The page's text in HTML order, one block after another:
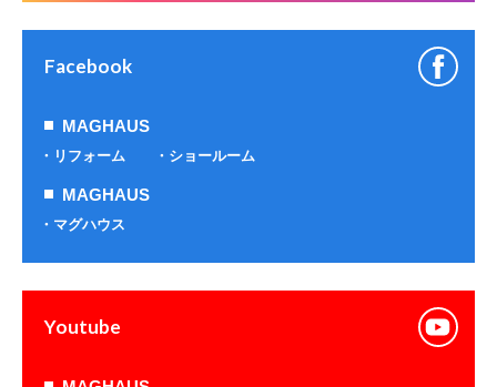
Facebook
MAGHAUS
リフォーム ショールーム
MAGHAUS
マグハウス
Youtube